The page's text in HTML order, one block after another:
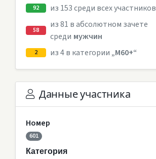
92 из 153 среди всех участников
58
из 81 в абсолютном зачете
среди мужчин
2 из 4 в категории „М60+“
Данные участника
Номер
601
Категория